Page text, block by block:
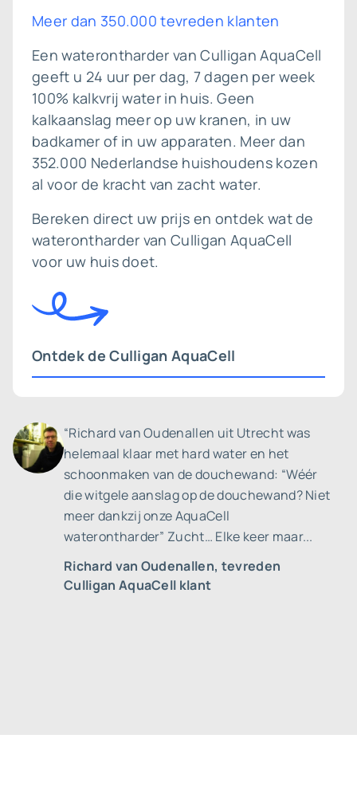
Meer dan 350.000 tevreden klanten
Een waterontharder van Culligan AquaCell
geeft u 24 uur per dag, 7 dagen per week
100% kalkvrij water in huis. Geen
kalkaanslag meer op uw kranen, in uw
badkamer of in uw apparaten. Meer dan
352.000 Nederlandse huishoudens kozen
al voor de kracht van zacht water.
Bereken direct uw prijs en ontdek wat de
waterontharder van Culligan AquaCell
voor uw huis doet.
Ontdek de Culligan AquaCell
“Richard van Oudenallen uit Utrecht was
helemaal klaar met hard water en het
schoonmaken van de douchewand: “Wéér
die witgele aanslag op de douchewand? Niet
meer dankzij onze AquaCell
waterontharder” Zucht… Elke keer maar...
Richard van Oudenallen, tevreden
Culligan AquaCell klant